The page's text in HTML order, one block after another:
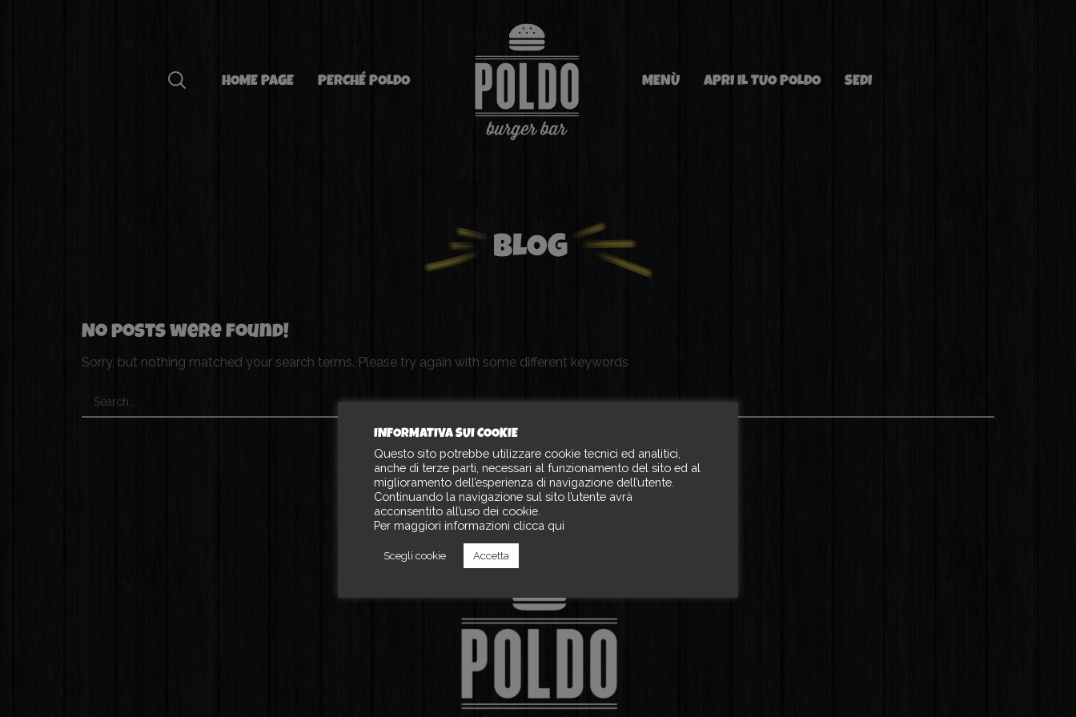
HOME PAGE PERCHÉ POLDO MENÙ APRI IL TUO POLDO SEDI
BLOG
No posts were found!
Sorry, but nothing matched your search terms. Please try again with some different keywords
SEARCH
INFORMATIVA SUI COOKIE
Questo sito potrebbe utilizzare cookie tecnici ed analitici,
anche di terze parti, necessari al funzionamento del sito ed al
miglioramento dell’esperienza di navigazione dell’utente.
Continuando la navigazione sul sito l’utente avrà
acconsentito all’uso dei cookie.
Per maggiori informazioni clicca qui
Scegli cookie Accetta